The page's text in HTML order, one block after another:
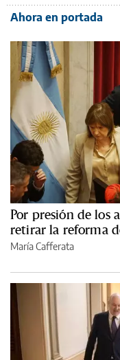
Ahora en portada
Por presión de los
retirar la reforma
María Cafferata